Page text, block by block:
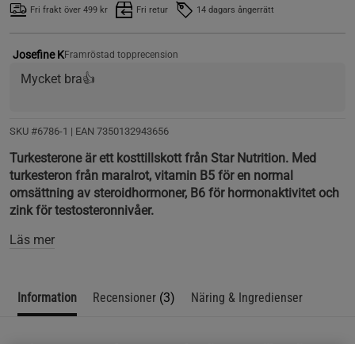
Fri frakt över 499 kr Fri retur 14 dagars ångerrätt
Josefine KFramröstad topprecension
Mycket bra👍
SKU #6786-1 | EAN 7350132943656
Turkesterone är ett kosttillskott från Star Nutrition. Med
turkesteron från maralrot, vitamin B5 för en normal
omsättning av steroidhormoner, B6 för hormonaktivitet och
zink för testosteronnivåer.
Läs mer
Information Recensioner (3) Näring & Ingredienser